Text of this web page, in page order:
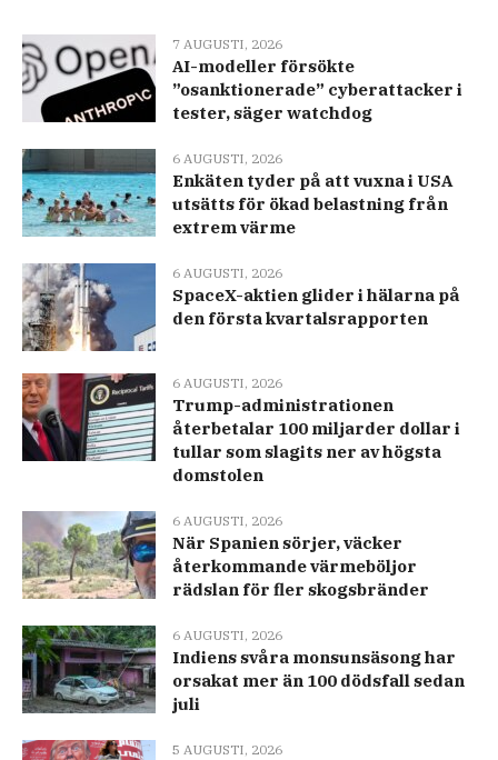
7 AUGUSTI, 2026
AI-modeller försökte
”osanktionerade” cyberattacker i
tester, säger watchdog
6 AUGUSTI, 2026
Enkäten tyder på att vuxna i USA
utsätts för ökad belastning från
extrem värme
6 AUGUSTI, 2026
SpaceX-aktien glider i hälarna på
den första kvartalsrapporten
6 AUGUSTI, 2026
Trump-administrationen
återbetalar 100 miljarder dollar i
tullar som slagits ner av högsta
domstolen
6 AUGUSTI, 2026
När Spanien sörjer, väcker
återkommande värmeböljor
rädslan för fler skogsbränder
6 AUGUSTI, 2026
Indiens svåra monsunsäsong har
orsakat mer än 100 dödsfall sedan
juli
5 AUGUSTI, 2026